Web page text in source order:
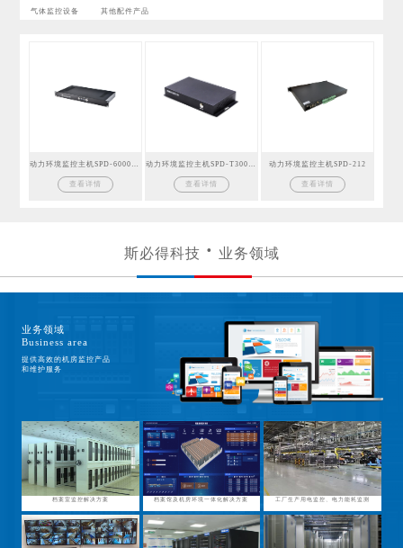
气体监控设备 其他配件产品
查看详情 查看详情
动力环境监控主机SPD-212
查看详情
斯必得科技 业务领域
业务领域
Business area
提供高效的机房监控产品
和维护服务
档案室监控解决方案 档案馆及机房环境一体化解决方案 工厂生产用电监控、电力能耗监测